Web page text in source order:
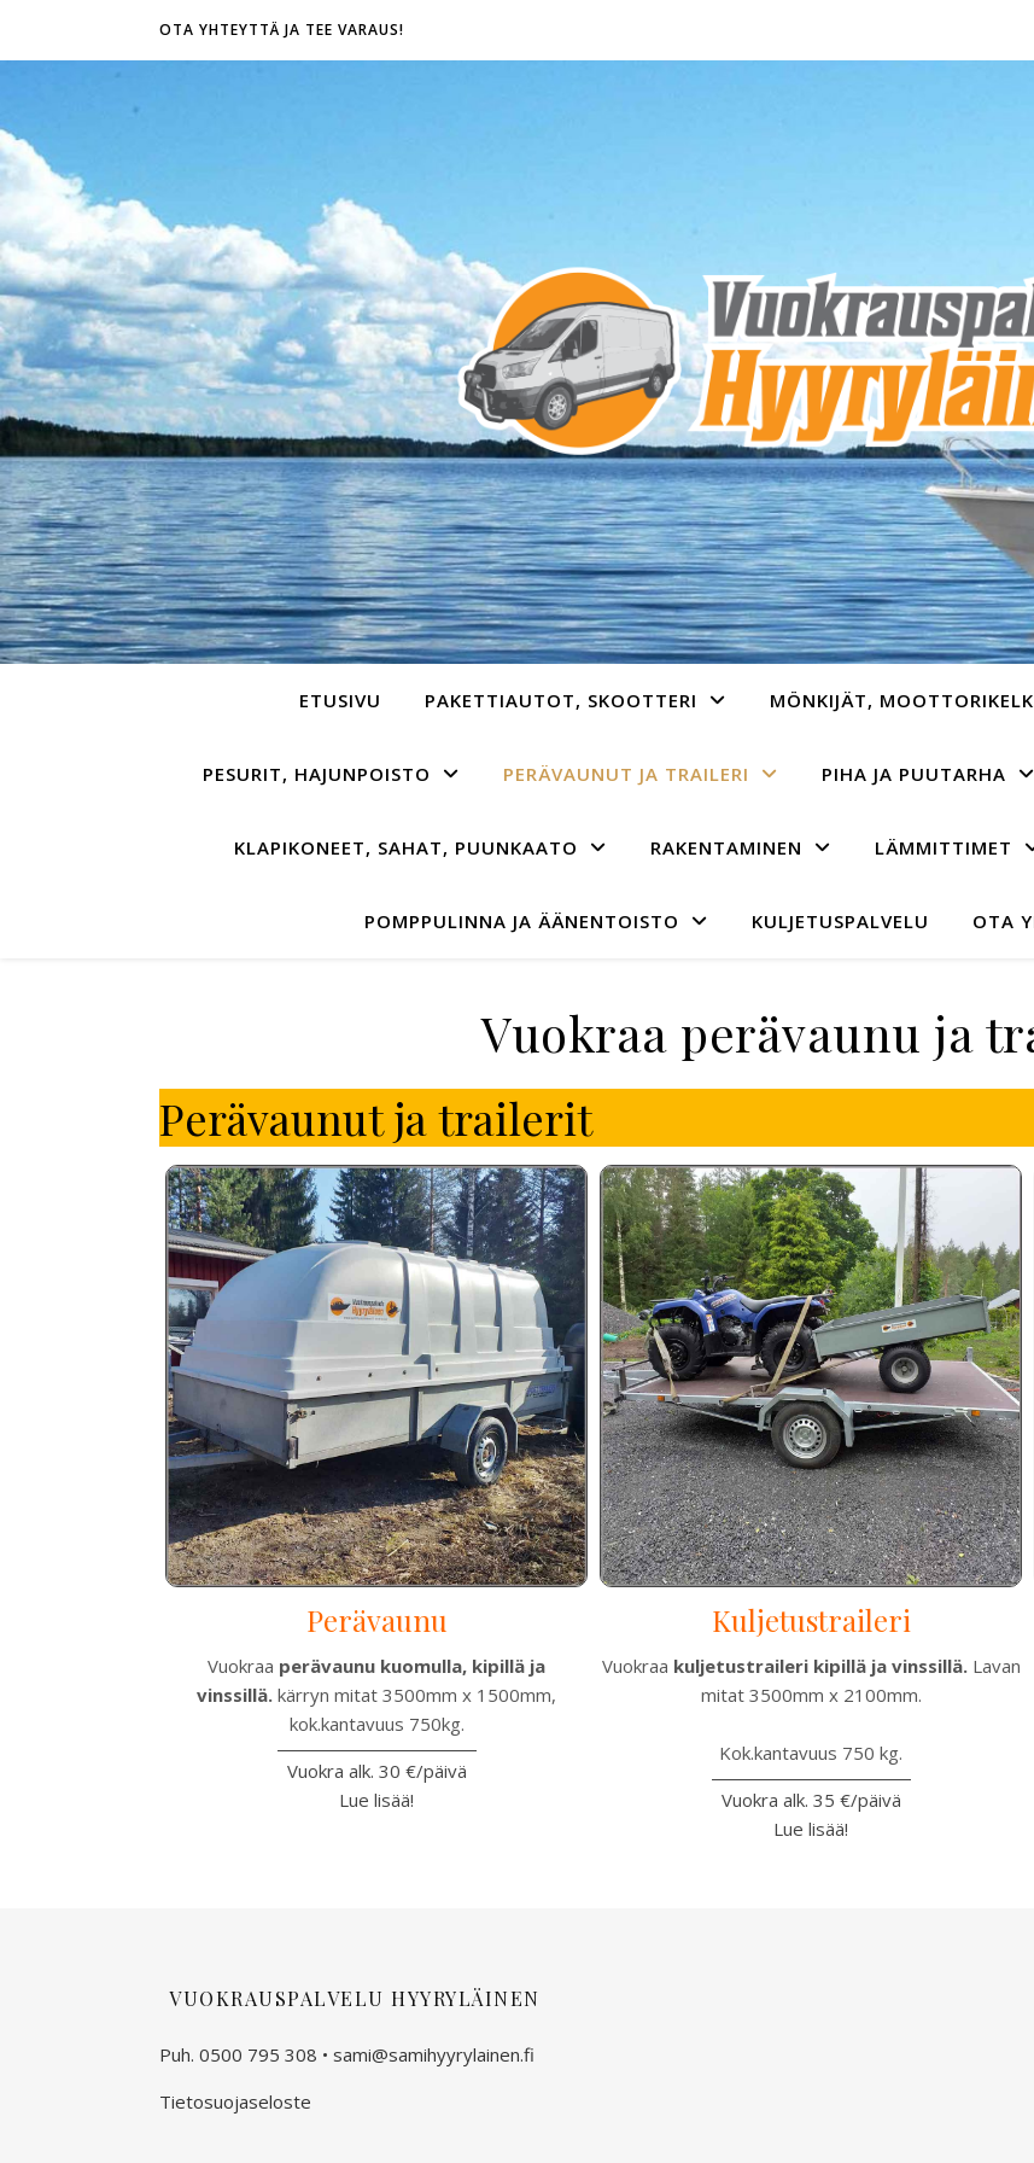
OTA YHTEYTTÄ JA TEE VARAUS!
ETUSIVU PAKETTIAUTOT, SKOOTTERI MÖNKIJÄT,
PESURIT, HAJUNPOISTO PERÄVAUNUT JA TRAILERI PIHA JA PUUTARHA
KLAPIKONEET, SAHAT, PUUNKAATO RAKENTAMINEN LÄMMITTIMET
POMPPULINNA JA ÄÄNENTOISTO KULJETUSPALVELU OTA
Vuokraa perävaunu ja
Perävaunut ja trailerit
Perävaunu
Vuokraa perävaunu kuomulla, kipillä ja
vinssillä. kärryn mitat 3500mm x 1500mm,
kok.kantavuus 750kg.
Vuokra alk. 30 €/päivä
Lue lisää!
Kuljetustraileri
Vuokraa kuljetustraileri kipillä ja vinssillä.Lavan
mitat 3500mm x 2100mm.
Kok.kantavuus 750 kg.
Vuokra alk. 35 €/päivä
Lue lisää!
VUOKRAUSPALVELU HYYRYLÄINEN
Puh. 0500 795 308 • sami@samihyyrylainen.fi
Tietosuojaseloste